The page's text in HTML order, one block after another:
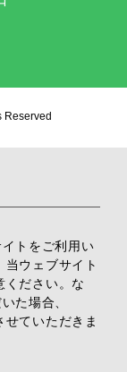
Reserved
トをご利用い
ウェブサイト
ください。な
た場合、
ていただきま